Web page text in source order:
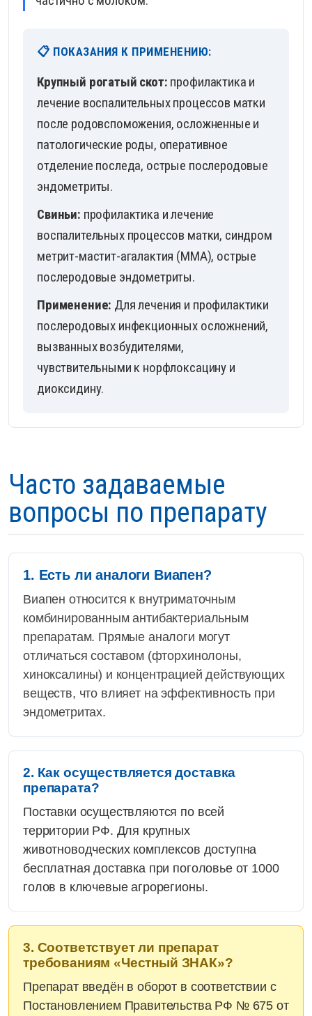
📋 ПОКАЗАНИЯ К ПРИМЕНЕНИЮ:
Крупный рогатый скот: профилактика и
лечение воспалительных процессов матки
после родовспоможения, осложненные и
патологические роды, оперативное
отделение последа, острые послеродовые
эндометриты.
Свиньи: профилактика и лечение
воспалительных процессов матки, синдром
метрит-мастит-агалактия (ММА), острые
послеродовые эндометриты.
Применение: Для лечения и профилактики
послеродовых инфекционных осложнений,
вызванных возбудителями,
чувствительными к норфлоксацину и
диоксидину.
Часто задаваемые
вопросы по препарату
1. Есть ли аналоги Виапен?
Виапен относится к внутриматочным
комбинированным антибактериальным
препаратам. Прямые аналоги могут
отличаться составом (фторхинолоны,
хиноксалины) и концентрацией действующих
веществ, что влияет на эффективность при
эндометритах.
2. Как осуществляется доставка
препарата?
Поставки осуществляются по всей
территории РФ. Для крупных
животноводческих комплексов доступна
бесплатная доставка при поголовье от 1000
голов в ключевые агрорегионы.
3. Соответствует ли препарат
требованиям «Честный ЗНАК»?
Препарат введён в оборот в соответствии с
Постановлением Правительства РФ № 675 от